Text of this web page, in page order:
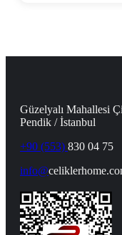
Güzelyalı Mahallesi
Pendik / İstanbul
+90 (553) 830 04 75
info@